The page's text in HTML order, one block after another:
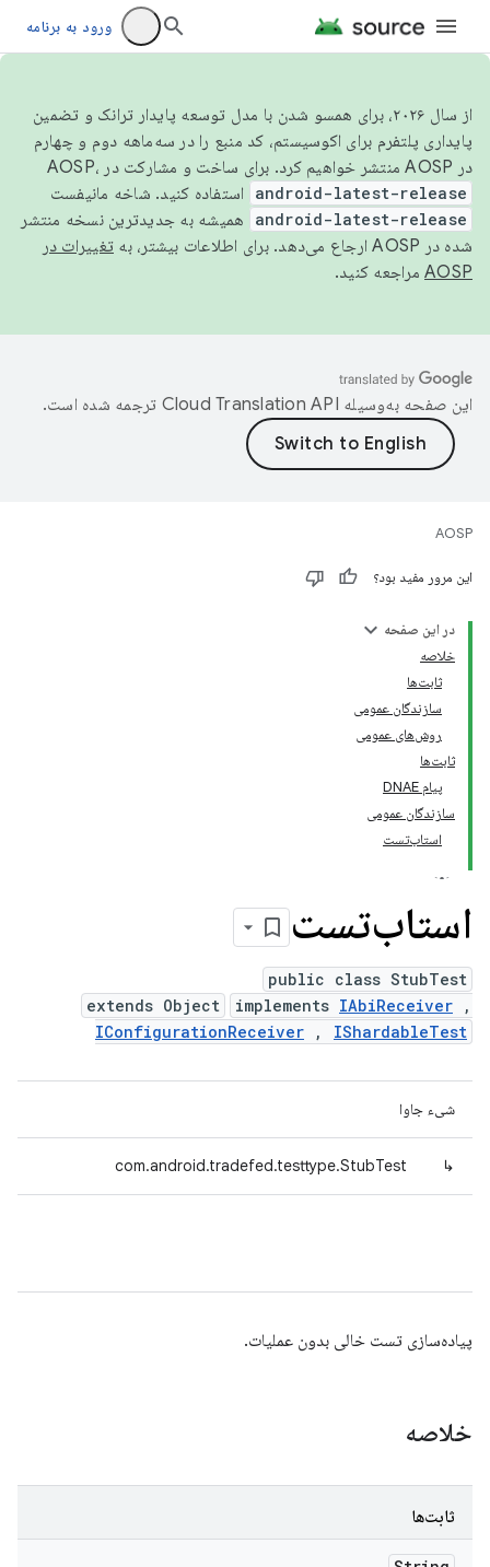
ورود به برنامه
از سال ۲۰۲۶، برای همسو شدن با مدل توسعه پایدار ترانک و تضمین
پایداری پلتفرم برای اکوسیستم، کد منبع را در سه‌ماهه دوم و چهارم
در AOSP منتشر خواهیم کرد. برای ساخت و مشارکت در AOSP،
android-latest-release استفاده کنید. شاخه مانیفست
android-latest-release
همیشه به جدیدترین نسخه منتشر
شده در AOSP ارجاع می‌دهد. برای اطلاعات بیشتر، به
تغییرات در
AOSP مراجعه کنید.
این صفحه به‌وسیله ترجمه شده است.
AOSP
این مرور مفید بود؟
در این صفحه
خلاصه
ثابت‌ها
سازندگان عمومی
روش‌های عمومی
ثابت‌ها
پیام DNAE
سازندگان عمومی
استاب‌تست
استاب‌تست
public class StubTest
extends Object
implements IAbiReceiver ,
IConfigurationReceiver , IShardableTest
شیء جاوا
↳
com.android.tradefed.testtype.StubTest
پیاده‌سازی تست خالی بدون عملیات.
خلاصه
ثابت‌ها